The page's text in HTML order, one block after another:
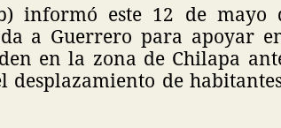
informó este 12 de mayo
a Guerrero para apoyar
en la zona de Chilapa
desplazamiento de